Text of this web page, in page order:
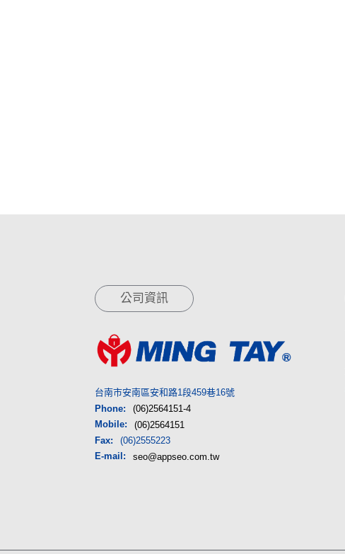
公司資訊
台南市安南區安和路1段459巷16號
Phone:
(06)2564151-4
Mobile:
(06)2564151
Fax:
(06)2555223
E-mail:
seo@appseo.com.tw